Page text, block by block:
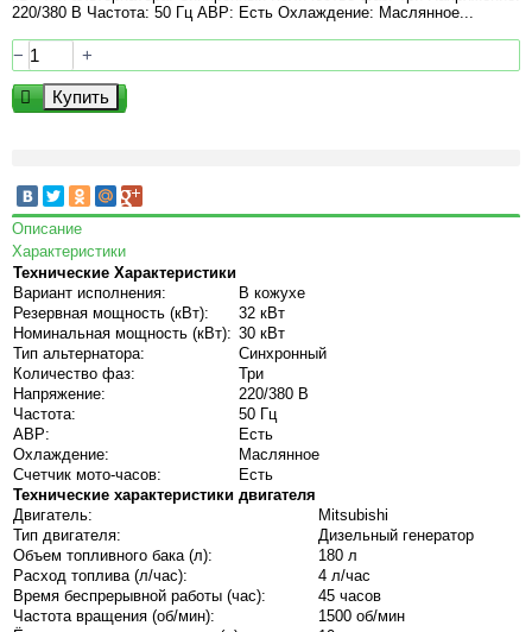
220/380 В Частота: 50 Гц АВР: Есть Охлаждение: Маслянное...
− +
Описание
Характеристики
Технические Характеристики
Вариант исполнения:
В кожухе
Резервная мощность (кВт):
32 кВт
Номинальная мощность (кВт): 30 кВт
Тип альтернатора:
Синхронный
Количество фаз:
Три
Напряжение:
220/380 В
Частота:
50 Гц
АВР:
Есть
Охлаждение:
Маслянное
Счетчик мото-часов:
Есть
Технические характеристики двигателя
Двигатель:
Mitsubishi
Тип двигателя:
Дизельный генератор
Объем топливного бака (л):
180 л
Расход топлива (л/час):
4 л/час
Время беспрерывной работы (час):
45 часов
Частота вращения (об/мин):
1500 об/мин